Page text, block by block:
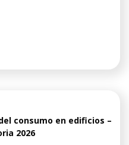
consumo en edificios –
2026